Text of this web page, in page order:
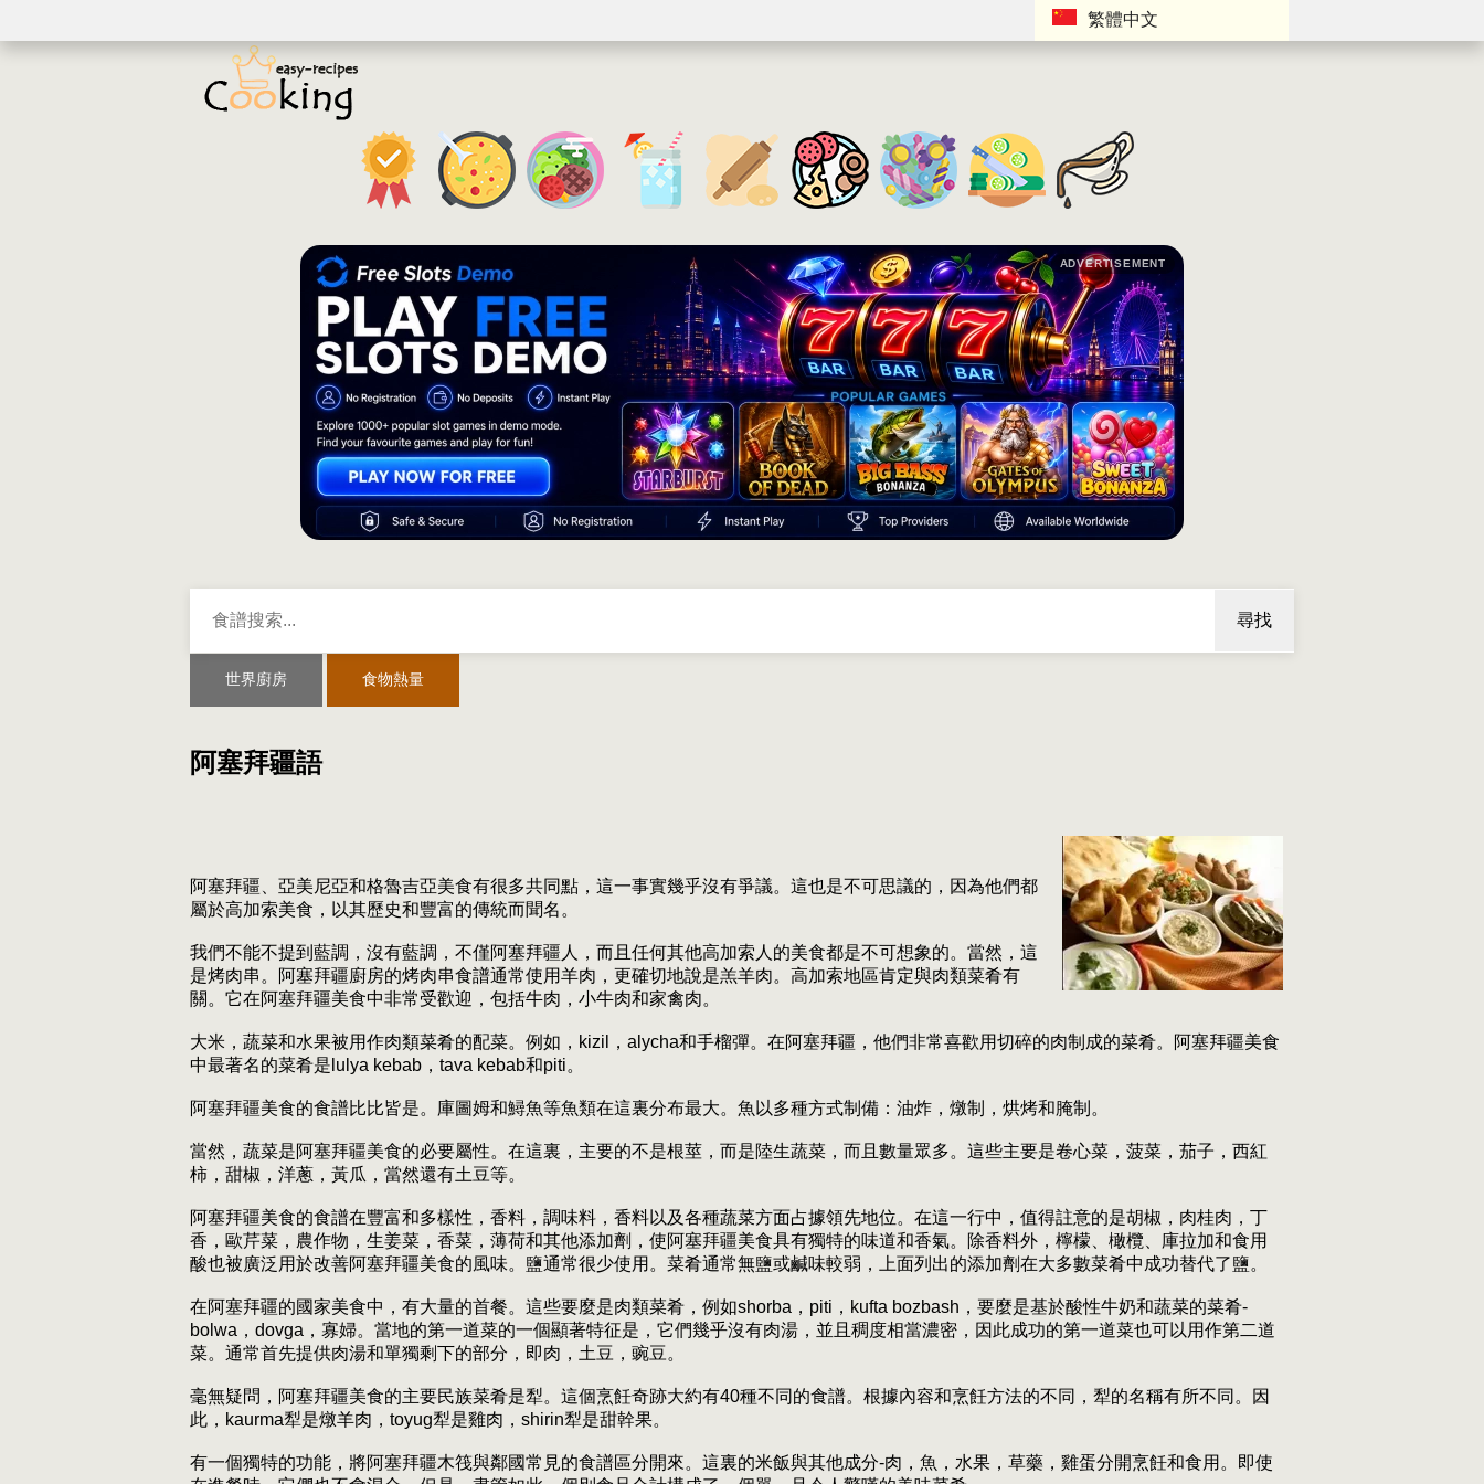
繁體中文
ADVERTISEMENT
尋找
世界廚房 食物熱量
阿塞拜疆語
阿塞拜疆、亞美尼亞和格魯吉亞美食有很多共同點，這一事實幾乎沒有爭議。這也是不可思議的，因為他們都
屬於高加索美食，以其歷史和豐富的傳統而聞名。
我們不能不提到藍調，沒有藍調，不僅阿塞拜疆人，而且任何其他高加索人的美食都是不可想象的。當然，這
是烤肉串。阿塞拜疆廚房的烤肉串食譜通常使用羊肉，更確切地說是羔羊肉。高加索地區肯定與肉類菜肴有
關。它在阿塞拜疆美食中非常受歡迎，包括牛肉，小牛肉和家禽肉。
大米，蔬菜和水果被用作肉類菜肴的配菜。例如，kizil，alycha和手榴彈。在阿塞拜疆，他們非常喜歡用切碎的肉制成的菜肴。阿塞拜疆美食
中最著名的菜肴是lulya kebab，tava kebab和piti。
阿塞拜疆美食的食譜比比皆是。庫圖姆和鱘魚等魚類在這裏分布最大。魚以多種方式制備：油炸，燉制，烘烤和腌制。
當然，蔬菜是阿塞拜疆美食的必要屬性。在這裏，主要的不是根莖，而是陸生蔬菜，而且數量眾多。這些主要是卷心菜，菠菜，茄子，西紅
柿，甜椒，洋蔥，黃瓜，當然還有土豆等。
阿塞拜疆美食的食譜在豐富和多樣性，香料，調味料，香料以及各種蔬菜方面占據領先地位。在這一行中，值得註意的是胡椒，肉桂肉，丁
香，歐芹菜，農作物，生姜菜，香菜，薄荷和其他添加劑，使阿塞拜疆美食具有獨特的味道和香氣。除香料外，檸檬、橄欖、庫拉加和食用
酸也被廣泛用於改善阿塞拜疆美食的風味。鹽通常很少使用。菜肴通常無鹽或鹹味較弱，上面列出的添加劑在大多數菜肴中成功替代了鹽。
在阿塞拜疆的國家美食中，有大量的首餐。這些要麼是肉類菜肴，例如shorba，piti，kufta bozbash，要麼是基於酸性牛奶和蔬菜的菜肴-
bolwa，dovga，寡婦。當地的第一道菜的一個顯著特征是，它們幾乎沒有肉湯，並且稠度相當濃密，因此成功的第一道菜也可以用作第二道
菜。通常首先提供肉湯和單獨剩下的部分，即肉，土豆，豌豆。
毫無疑問，阿塞拜疆美食的主要民族菜肴是犁。這個烹飪奇跡大約有40種不同的食譜。根據內容和烹飪方法的不同，犁的名稱有所不同。因
此，kaurma犁是燉羊肉，toyug犁是雞肉，shirin犁是甜幹果。
有一個獨特的功能，將阿塞拜疆木筏與鄰國常見的食譜區分開來。這裏的米飯與其他成分-肉，魚，水果，草藥，雞蛋分開烹飪和食用。即使